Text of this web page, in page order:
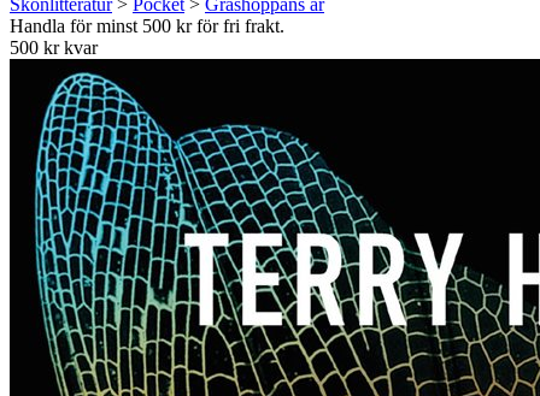
Skönlitteratur> Pocket > Gräshoppans år
Handla för minst 500 kr för fri frakt.
500 kr kvar